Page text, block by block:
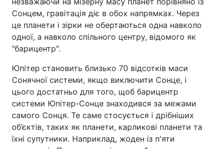
Сонцем, гравітація діє в обох напрямках. Через
це планети і зірки не обертаються одна навколо
одної, а навколо спільного центру, відомого як
"барицентр".
Юпітер становить близько 70 відсотків маси
Сонячної системи, якщо виключити Сонце, і
цього достатньо для того, щоб барицентр
системи Юпітер-Сонце знаходився за межами
самого Сонця. Те саме стосується і дрібніших
об’єктів, таких як планети, карликові планети та
їхні супутники. Наприклад, жоден із п'яти